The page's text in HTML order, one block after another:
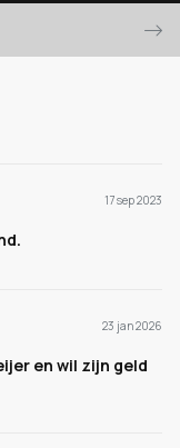
17 sep 2023
23 jan 2026
en wil zijn geld